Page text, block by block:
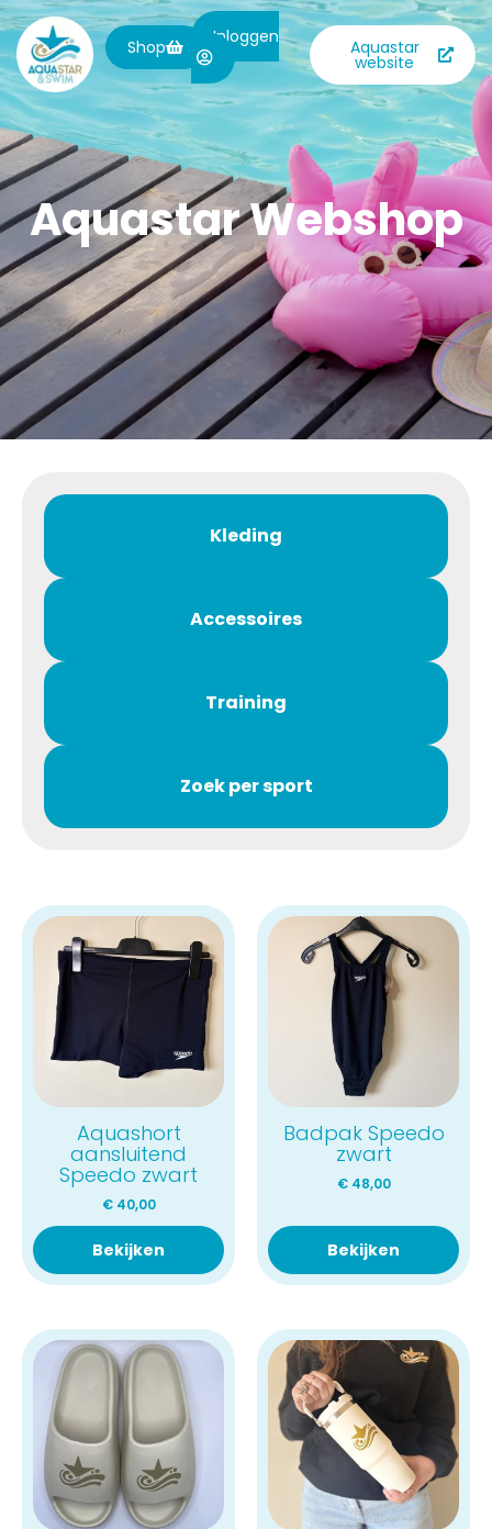
Shop Inloggen Aquastar
website
Aquastar Webshop
Kleding
Accessoires
Training
Zoek per sport
Aquashort
aansluitend
Speedo zwart
€40,00
Bekijken
Badpak Speedo
zwart
€48,00
Bekijken